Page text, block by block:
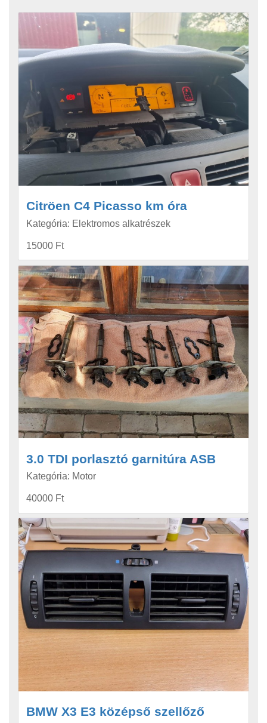
Citröen C4 Picasso km óra
Kategória: Elektromos alkatrészek
15000 Ft
3.0 TDI porlasztó garnitúra ASB
Kategória: Motor
40000 Ft
BMW X3 E3 középső szellőző